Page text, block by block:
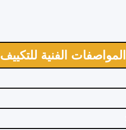
المواصفات الفنية للتكييف